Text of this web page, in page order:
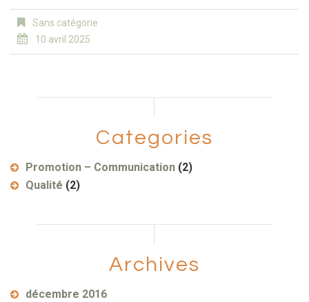
Sans catégorie
10 avril 2025
Categories
Promotion – Communication (2)
Qualité (2)
Archives
décembre 2016